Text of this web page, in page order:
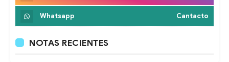
Whatsapp Cantacto
NOTAS RECIENTES